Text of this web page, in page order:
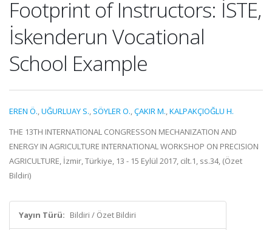
Footprint of Instructors: İSTE,
İskenderun Vocational
School Example
EREN Ö.,UĞURLUAY S., SÖYLER O.,ÇAKIR M.,KALPAKÇIOĞLU H.
THE 13TH INTERNATIONAL CONGRESSON MECHANIZATION AND
ENERGY IN AGRICULTURE INTERNATIONAL WORKSHOP ON PRECISION
AGRICULTURE, İzmir, Türkiye, 13 - 15 Eylül 2017, cilt.1, ss.34, (Özet
Bildiri)
Yayın Türü: Bildiri / Özet Bildiri